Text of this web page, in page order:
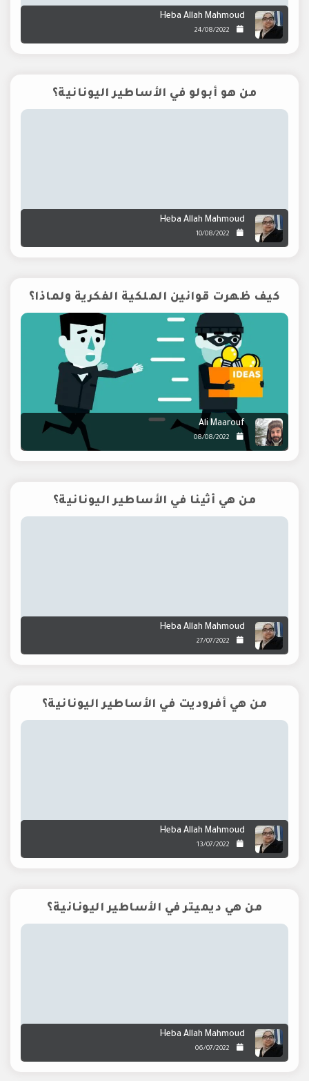
Heba Allah Mahmoud
24/08/2022
من هو أبولو في الأساطير اليونانية؟
Heba Allah Mahmoud
10/08/2022
كيف ظهرت قوانين الملكية الفكرية ولماذا؟
Ali Maarouf
08/08/2022
من هي أثينا في الأساطير اليونانية؟
Heba Allah Mahmoud
27/07/2022
من هي أفروديت في الأساطير اليونانية؟
Heba Allah Mahmoud
13/07/2022
من هي ديميتر في الأساطير اليونانية؟
Heba Allah Mahmoud
06/07/2022